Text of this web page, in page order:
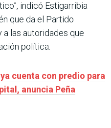
indicó Estigarribia
que da el Partido
a las autoridades que
política.
cuenta con predio para
anuncia Peña